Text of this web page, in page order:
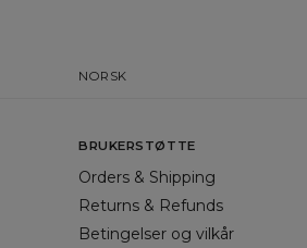
NORSK
BRUKERSTØTTE
Orders & Shipping
Returns & Refunds
Betingelser og vilkår